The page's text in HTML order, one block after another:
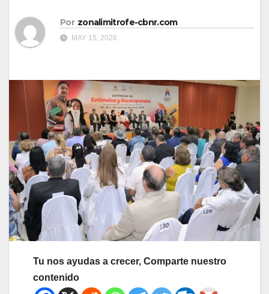
Por zonalimitrofe-cbnr.com
MAY 15, 2026
Tu nos ayudas a crecer, Comparte nuestro
contenido